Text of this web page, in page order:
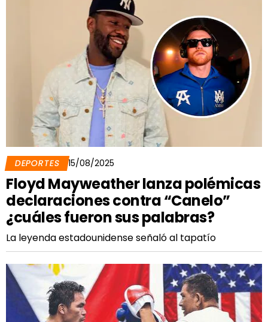
DEPORTES 15/08/2025
Floyd Mayweather lanza polémicas
declaraciones contra “Canelo”
¿cuáles fueron sus palabras?
La leyenda estadounidense señaló al tapatío